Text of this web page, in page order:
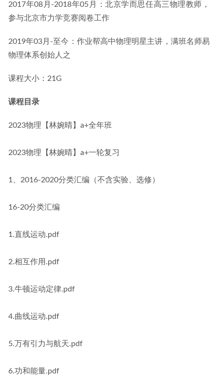
2017年08月-2018年05月：北京学而思任高三物理教师，
参与北京市力学竞赛阅卷工作
2019年03月-至今：作业帮高中物理明星主讲，满班名师易
物理体系创始人之
课程大小：21G
课程目录
2023物理【林婉晴】a+全年班
2023物理【林婉晴】a+一轮复习
1、2016-2020分类汇编（不含实验、选修）
16-20分类汇编
1.直线运动.pdf
2.相互作用.pdf
3.牛顿运动定律.pdf
4.曲线运动.pdf
5.万有引力与航天.pdf
6.功和能量.pdf